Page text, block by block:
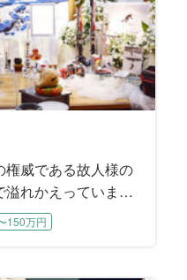
威である故人様の
れかえっていま
キー仲間との顔、監
う顔、お孫さんと
150万円